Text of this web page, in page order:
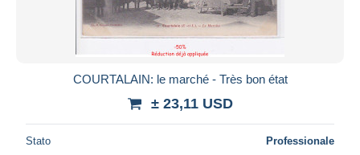
COURTALAIN: le marché - Très bon état
± 23,11 USD
Stato Professionale